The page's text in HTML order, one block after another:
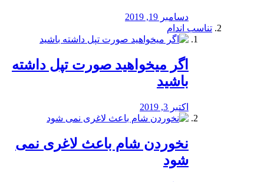
دسامبر 19, 2019
تناسب اندام
اگر میخواهید صورت تپل داشته
باشید
اکتبر 3, 2019
نخوردن شام باعث لاغری نمی
‌شود